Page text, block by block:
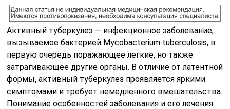
Активный туберкулез — инфекционное заболевание,
вызываемое бактерией Mycobacterium tuberculosis, в
первую очередь поражающее легкие, но также
затрагивающее другие органы. В отличие от латентной
формы, активный туберкулез проявляется яркими
симптомами и требует немедленного вмешательства.
Понимание особенностей заболевания и его лечения